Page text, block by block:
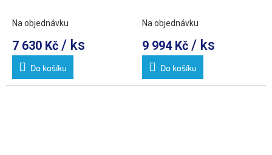
Na objednávku
7 630 Kč / ks
Do košíku
Na objednávku
9 994 Kč / ks
Do košíku